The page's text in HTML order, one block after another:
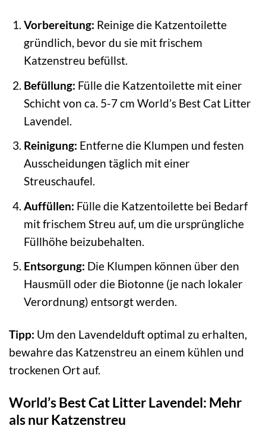
Vorbereitung: Reinige die Katzentoilette
gründlich, bevor du sie mit frischem
Katzenstreu befüllst.
Befüllung: Fülle die Katzentoilette mit einer
Schicht von ca. 5-7 cm World’s Best Cat Litter
Lavendel.
Reinigung: Entferne die Klumpen und festen
Ausscheidungen täglich mit einer
Streuschaufel.
Auffüllen: Fülle die Katzentoilette bei Bedarf
mit frischem Streu auf, um die ursprüngliche
Füllhöhe beizubehalten.
Entsorgung: Die Klumpen können über den
Hausmüll oder die Biotonne (je nach lokaler
Verordnung) entsorgt werden.
Tipp: Um den Lavendelduft optimal zu erhalten,
bewahre das Katzenstreu an einem kühlen und
trockenen Ort auf.
World’s Best Cat Litter Lavendel: Mehr
als nur Katzenstreu